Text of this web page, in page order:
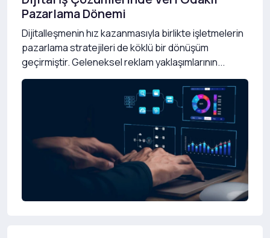
Pazarlama Dönemi
Dijitalleşmenin hız kazanmasıyla birlikte işletmelerin
pazarlama stratejileri de köklü bir dönüşüm
geçirmiştir. Geleneksel reklam yaklaşımlarının...